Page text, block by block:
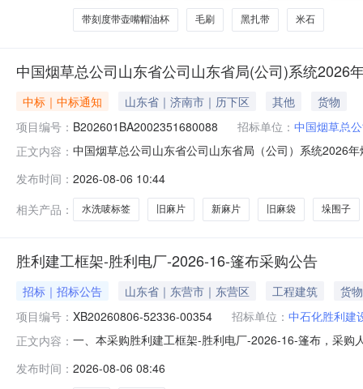
带刻度带壶嘴帽油杯 毛刷 黑扎带 米石
中国烟草总公司山东省公司山东省局(公司)系统2026
中标｜中标通知 山东省｜济南市｜历下区 其他
货物
项目编号： B202601BA2002351680088 招标单位： 中国烟草总
正文内容： 中国烟草总公司山东省公司山东省局（公司）系统2026
B202601BA2002351680088四、标段1至标段4中标人
绳、封垛绳临沂风彩农业科技有限公司标段
发布时间： 2026-08-06 10:44
相关产品：
水洗唛标签 旧麻片 新麻片 旧麻袋 垛围子
胜利建工框架-胜利电厂-2026-16-篷布采购公告
招标｜招标公告 山东省｜东营市｜东营区 工程建筑
货物
项目编号： XB20260806-52336-00354 招标单位： 中石化胜利建
正文内容： 一、本采购胜利建工框架-胜利电厂-2026-16-篷布，采购
21901180092679704篷布\10×30m防雨布400.0块四、
发布时间： 2026-08-06 08:46